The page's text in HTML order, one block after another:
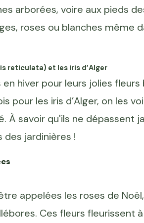
arborées, voire aux pieds
roses ou blanches même
reticulata) et les iris d’Alger
hiver pour leurs jolies
pour les iris d’Alger, on les
À savoir qu'ils ne dépassent
des jardinières !
appelées les roses de
Ces fleurs fleurissent